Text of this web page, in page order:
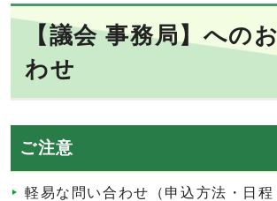
【議会 事務局】への
わせ
ご注意
軽易な問い合わせ（申込方法・日